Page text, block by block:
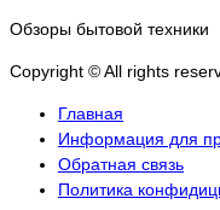
Обзоры бытовой техники
Copyright © All rights
Главная
Информация для
Обратная связь
Политика